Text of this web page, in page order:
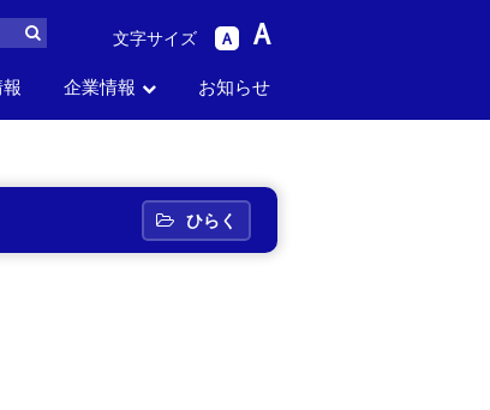
文字サイズ A A
ーツリスト
生産中止品番
から探す
お問い合わせ
企業情報
採用情報
お知らせ
ひらく